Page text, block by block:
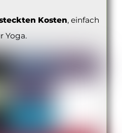
Kosten, einfach
Yoga.